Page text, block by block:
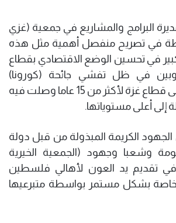
البرامج والمشاريع في جمعية (غزي
في تصريح منفصل أهمية مثل هذه
في تحسين الوضع الاقتصادي بقطاع
في ظل تفشي جائحة (كورونا)
واستمرار الحصار على قطاع غزة لأكثر من 15 عاما وصلت فيه
إلى أعلى مستوياتها.
الكريمة المبذولة من قبل دولة
وشعبا وجهود (الجمعية الخيرية
في تقديم يد العون لأهالي فلسطين
بشكل مستمر بواسطة متبرعيها